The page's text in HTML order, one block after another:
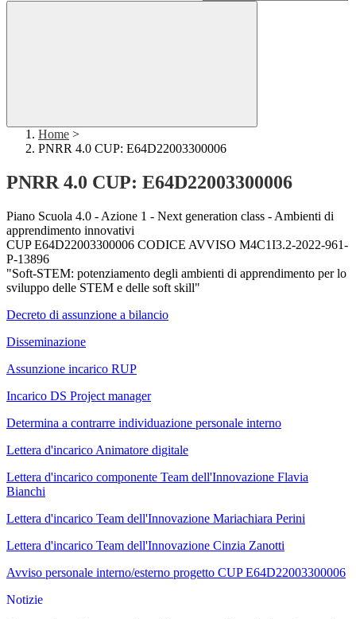
Home >
PNRR 4.0 CUP: E64D22003300006
PNRR 4.0 CUP: E64D22003300006
Piano Scuola 4.0 - Azione 1 - Next generation class - Ambienti di
apprendimento innovativi
CUP E64D22003300006 CODICE AVVISO M4C1I3.2-2022-961-
P-13896
"Soft-STEM: potenziamento degli ambienti di apprendimento per lo
sviluppo delle STEM e delle soft skill"
Decreto di assunzione a bilancio
Disseminazione
Assunzione incarico RUP
Incarico DS Project manager
Determina a contrarre individuazione personale interno
Lettera d'incarico Animatore digitale
Lettera d'incarico componente Team dell'Innovazione Flavia
Bianchi
Lettera d'incarico Team dell'Innovazione Mariachiara Perini
Lettera d'incarico Team dell'Innovazione Cinzia Zanotti
Avviso personale interno/esterno progetto CUP E64D22003300006
Notizie